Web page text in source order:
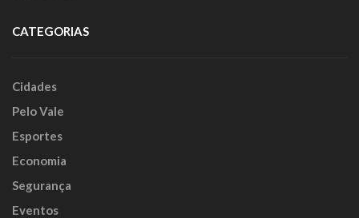
CATEGORIAS
Cidades
Pelo Vale
Esportes
Economia
Segurança
Eventos